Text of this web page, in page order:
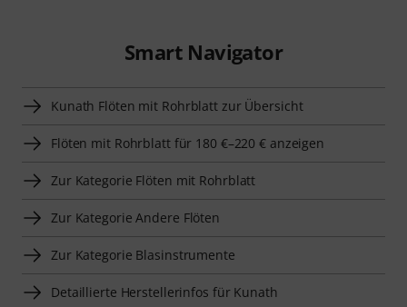
Smart Navigator
Kunath Flöten mit Rohrblatt zur Übersicht
Flöten mit Rohrblatt für 180 €–220 € anzeigen
Zur Kategorie Flöten mit Rohrblatt
Zur Kategorie Andere Flöten
Zur Kategorie Blasinstrumente
Detaillierte Herstellerinfos für Kunath